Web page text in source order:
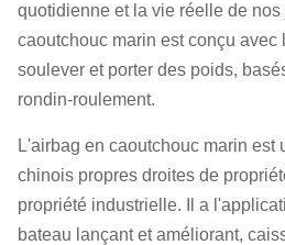
quotidienne et la vie réelle de
caoutchouc marin est conçu avec
soulever et porter des poids,
rondin-roulement.
L'airbag en caoutchouc marin est
chinois propres droites de
propriété industrielle. Il a
bateau lançant et améliorant,